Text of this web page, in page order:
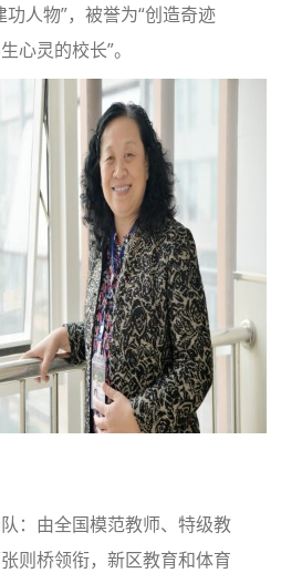
功人物”，被誉为“创造奇迹
心灵的校长”。
：由全国模范教师、特级教
则桥领衔，新区教育和体育